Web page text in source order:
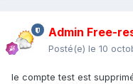
Admin Free-
Posté(e) le 10
le compte test est